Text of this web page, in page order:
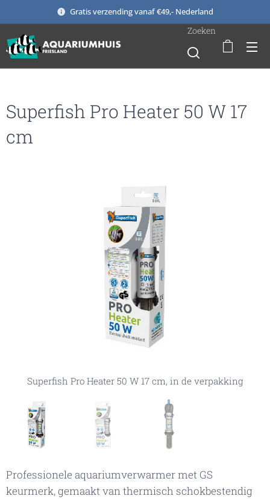
Gratis verzending vanaf €49,- Nederland
Zoeken
Superfish Pro Heater 50 W 17
cm
Superfish Pro Heater 50 W 17 cm, in de verpakking
Superfish Pro Heater 50 W 17 cm, in de verpakking
Professionele aquariumverwarmer met GS
keurmerk, gemaakt van thermisch schokbestendig